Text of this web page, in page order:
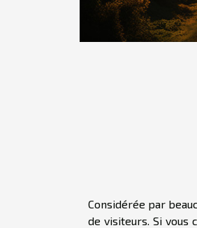
Considérée par
de visiteurs. Si vous